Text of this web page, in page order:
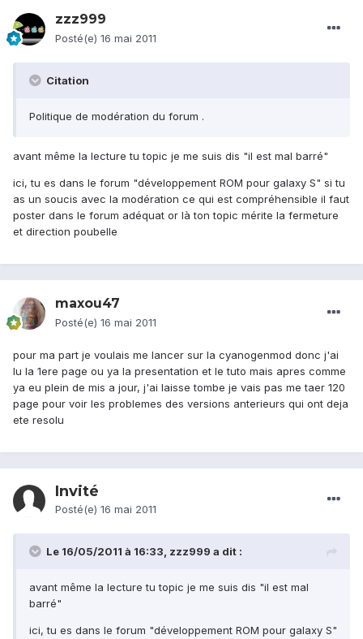
zzz999
Posté(e) 16 mai 2011
Citation
Politique de modération du forum .
avant même la lecture tu topic je me suis dis "il est mal barré"
ici, tu es dans le forum "développement ROM pour galaxy S" si tu
as un soucis avec la modération ce qui est compréhensible il faut
poster dans le forum adéquat or là ton topic mérite la fermeture
et direction poubelle
maxou47
Posté(e) 16 mai 2011
pour ma part je voulais me lancer sur la cyanogenmod donc j'ai
lu la 1ere page ou ya la presentation et le tuto mais apres comme
ya eu plein de mis a jour, j'ai laisse tombe je vais pas me taer 120
page pour voir les problemes des versions anterieurs qui ont deja
ete resolu
Invité
Posté(e) 16 mai 2011
Le 16/05/2011 à 16:33, zzz999 a dit :
avant même la lecture tu topic je me suis dis "il est mal
barré"
ici, tu es dans le forum "développement ROM pour galaxy S"